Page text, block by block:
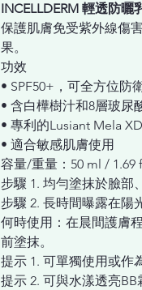
INCELLDERM 輕透防曬
保護肌膚免受紫外線傷
果。
功效
• SPF50+，可全方位防
• 含白樺樹汁和8層玻尿
• 專利的Lusiant Mela
• 適合敏感肌膚使用
容量/重量：50 ml / 1.69
步驟 1. 均勻塗抹於臉部
步驟 2. 長時間曝露在陽
何時使用：在晨間護膚
前塗抹。
提示 1. 可單獨使用或作
提示 2. 可與水漾透亮BB